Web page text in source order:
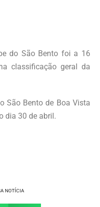
do São Bento foi a 16
classificação geral da
São Bento de Boa Vista
dia 30 de abril.
NOTÍCIA